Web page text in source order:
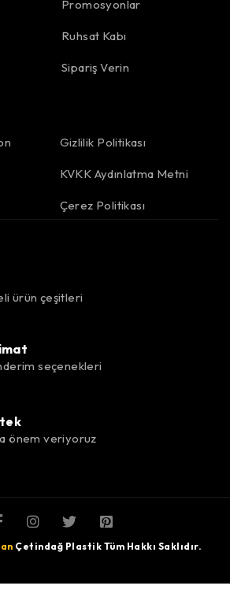
Promosyonlar
Ruhsat Kabı
Sipariş Verin
Gizlilik Politikası
KVKK Aydınlatma Metni
Çerez Politikası
ürün çeşitleri
seçenekleri
önem veriyoruz
Çetindağ Plastik Tüm Hakkı Saklıdır.